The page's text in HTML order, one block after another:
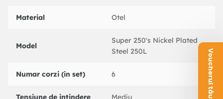
Material Otel
Model
Super 250's Nickel Plated
Steel 250L
Numar corzi (in set) 6
Tensiune de intindere Mediu